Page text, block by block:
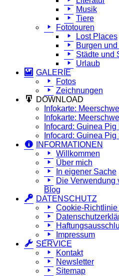
Musik
Tiere
Fototouren
Lost Places
Burgen
Städte und
Urlaub
GALERIE
Fotos
Zeichnungen
DOWNLOAD
Infokarte:
Infokarte:
Infocard: Guinea
Infocard: Guinea
INFORMATIONEN
Willkommen
Über mich
In eigener Sache
Die Verwendung
Blog
DATENSCHUTZ
Cookie-Richtlinie
Impressum
SERVICE
Kontakt
Newsletter
Sitemap